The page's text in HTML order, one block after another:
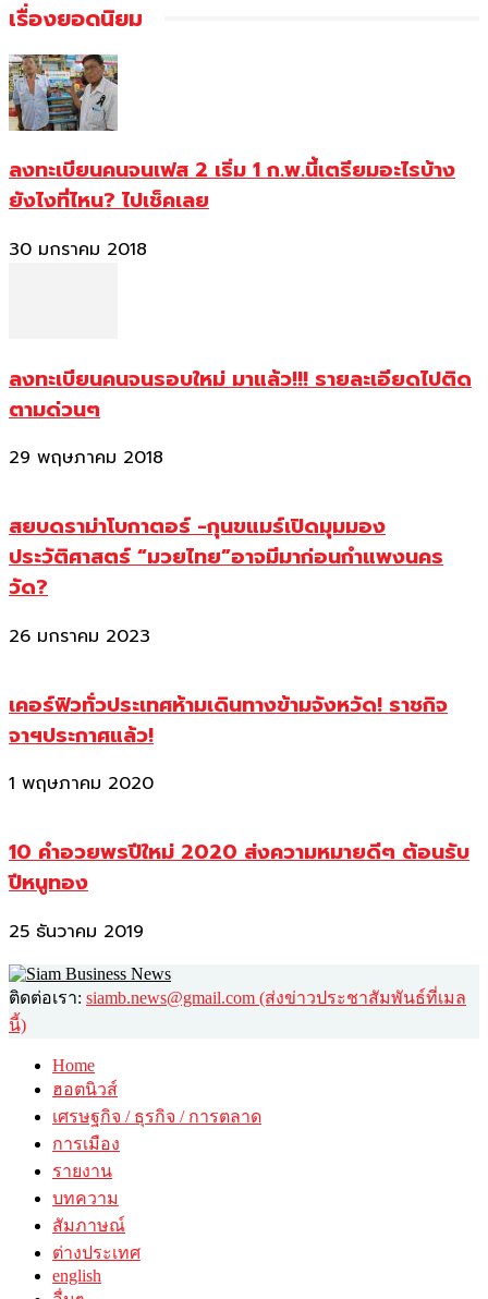
เรื่องยอดนิยม
ลงทะเบียนคนจนเฟส 2 เริ่ม 1 ก.พ.นี้เตรียมอะไรบ้าง
ยังไงที่ไหน? ไปเช็คเลย
30 มกราคม 2018
ลงทะเบียนคนจนรอบใหม่ มาแล้ว!!! รายละเอียดไปติด
ตามด่วนๆ
29 พฤษภาคม 2018
สยบดราม่าโบกาตอร์ -กุนขแมร์เปิดมุมมอง
ประวัติศาสตร์ “มวยไทย”อาจมีมาก่อนกำแพงนคร
วัด?
26 มกราคม 2023
เคอร์ฟิวทั่วประเทศห้ามเดินทางข้ามจังหวัด! ราชกิจ
จาฯประกาศแล้ว!
1 พฤษภาคม 2020
10 คำอวยพรปีใหม่ 2020 ส่งความหมายดีๆ ต้อนรับ
ปีหนูทอง
25 ธันวาคม 2019
ติดต่อเรา: siamb.news@gmail.com (ส่งข่าวประชาสัมพันธ์ที่เมล
นี้)
Home
ฮอตนิวส์
เศรษฐกิจ / ธุรกิจ / การตลาด
การเมือง
รายงาน
บทความ
สัมภาษณ์
ต่างประเทศ
english